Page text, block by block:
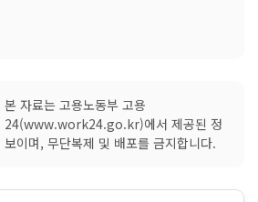
본 자료는 고용노동부 고용
24(www.work24.go.kr)에서 제공된 정
보이며, 무단복제 및 배포를 금지합니다.